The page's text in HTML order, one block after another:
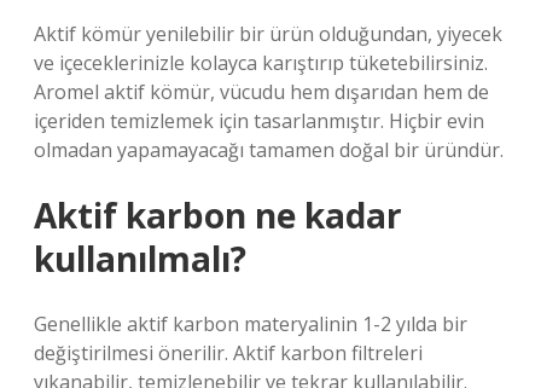
Aktif kömür yenilebilir bir ürün olduğundan, yiyecek
ve içeceklerinizle kolayca karıştırıp tüketebilirsiniz.
Aromel aktif kömür, vücudu hem dışarıdan hem de
içeriden temizlemek için tasarlanmıştır. Hiçbir evin
olmadan yapamayacağı tamamen doğal bir üründür.
Aktif karbon ne kadar
kullanılmalı?
Genellikle aktif karbon materyalinin 1-2 yılda bir
değiştirilmesi önerilir. Aktif karbon filtreleri
yıkanabilir, temizlenebilir ve tekrar kullanılabilir.